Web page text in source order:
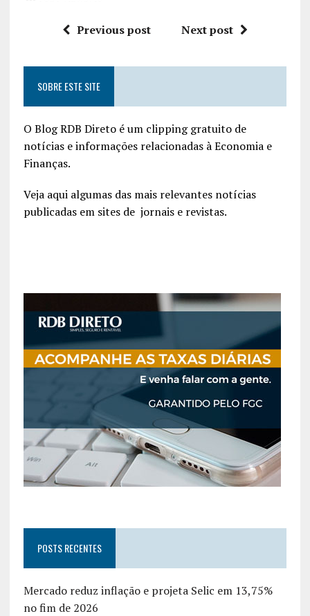
Previous post Next post
SOBRE ESTE SITE
O Blog RDB Direto é um clipping gratuito de
notícias e informações relacionadas à Economia e
Finanças.
Veja aqui algumas das mais relevantes notícias
publicadas em sites de jornais e revistas.
POSTS RECENTES
Mercado reduz inflação e projeta Selic em 13,75%
no fim de 2026